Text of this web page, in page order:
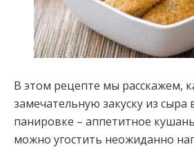
В этом рецепте мы расскажем,
замечательную закуску из сыра
панировке – аппетитное
можно угостить неожиданно